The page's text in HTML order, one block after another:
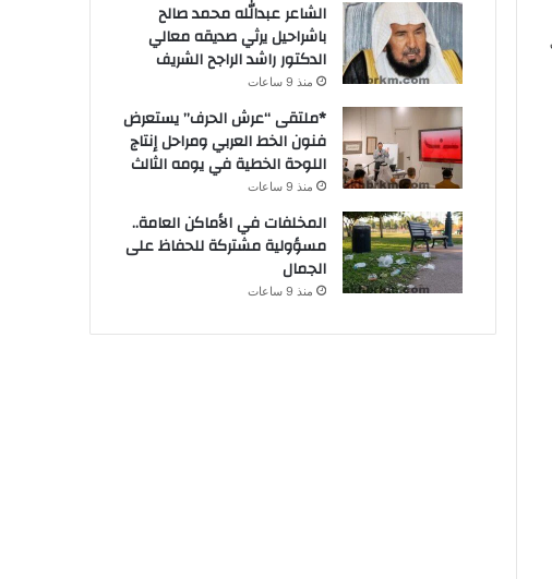
الشاعر عبدالله محمد صالح
باشراحيل يرثي صديقه معالي
الدكتور راشد الراجح الشريف
منذ 9 ساعات
*ملتقى “عرش الحرف” يستعرض
فنون الخط العربي ومراحل إنتاج
اللوحة الخطية في يومه الثالث
منذ 9 ساعات
المخلفات في الأماكن العامة..
مسؤولية مشتركة للحفاظ على
الجمال
منذ 9 ساعات